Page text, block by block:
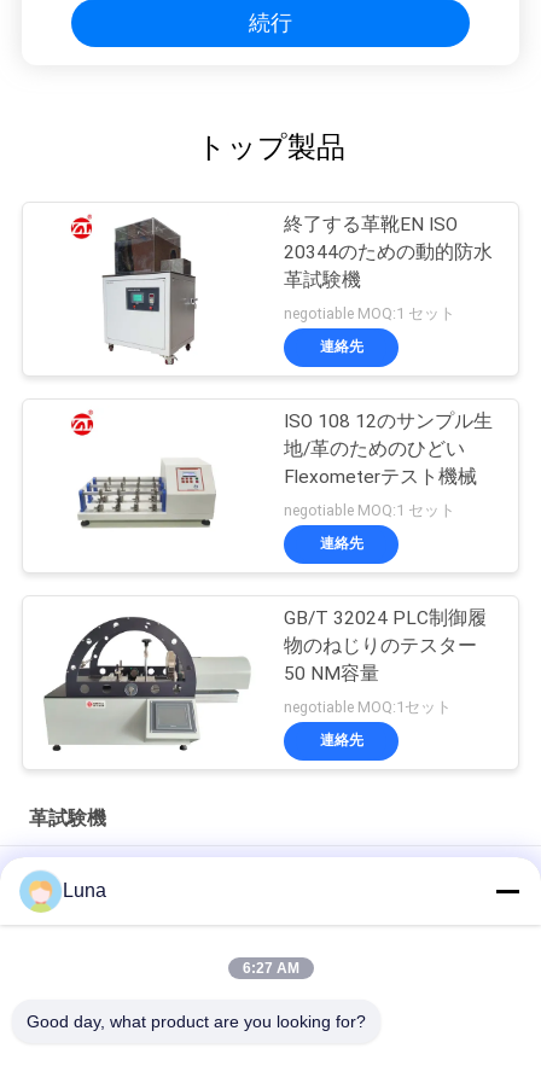
求
い
SHOW
SITEMAP
PRIVACY
POLICY
続行
トップ製品
終了する革靴EN ISO
20344のための動的防水
革試験機
negotiable MOQ:1 セット
連絡先
ISO 108 12のサンプル生
地/革のためのひどい
Flexometerテスト機械
negotiable MOQ:1 セット
連絡先
GB/T 32024 PLC制御履
物のねじりのテスター
50 NM容量
negotiable MOQ:1セット
連絡先
革試験機
原料の甲革のためのひどい透磁率計の革試験機4グループの、6
ディジットの表示LCD
Luna
6:27 AM
Good day, what product are you looking for?